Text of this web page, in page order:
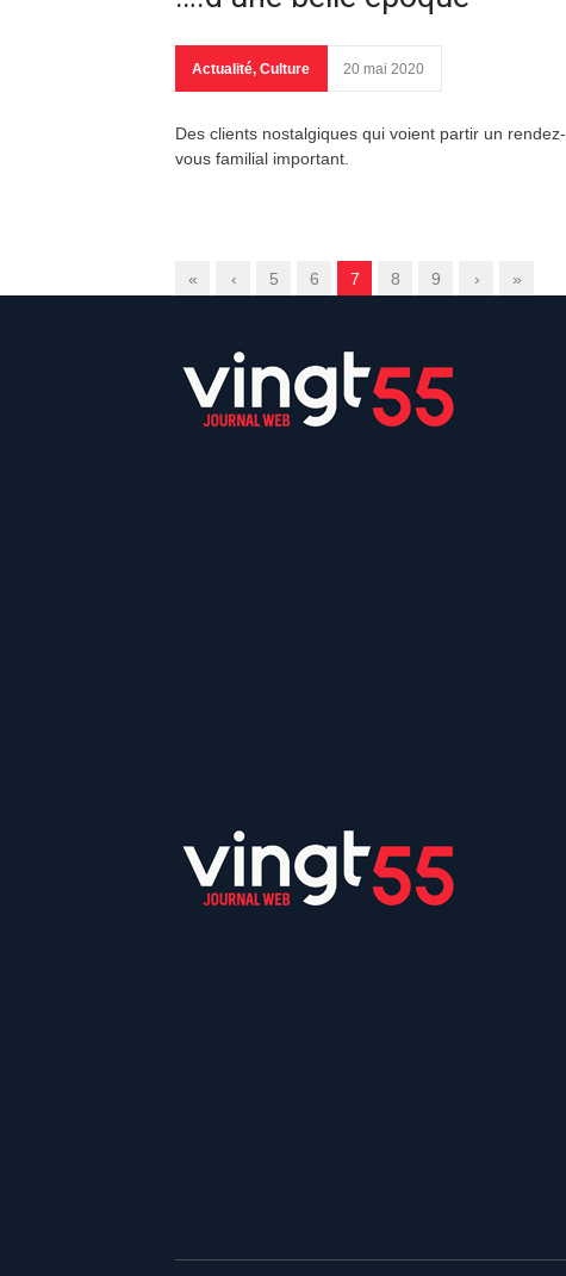
Actualité, Culture 20 mai 2020
Des clients nostalgiques qui voient partir un rendez-
vous familial important.
« ‹ 5 6 7 8 9 › »